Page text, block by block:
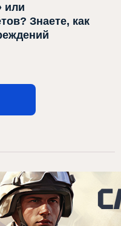
или
Знаете, как